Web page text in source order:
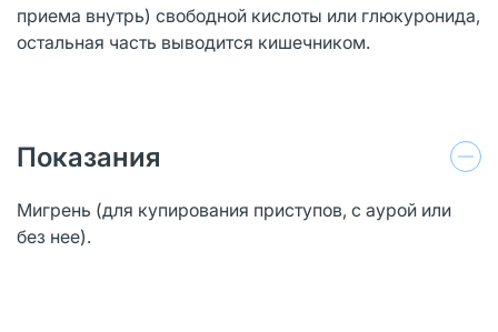
приема внутрь) свободной кислоты или глюкуронида,
остальная часть выводится кишечником.
Показания
Мигрень (для купирования приступов, с аурой или
без нее).